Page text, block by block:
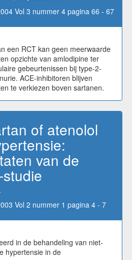
Vol 3 nummer 4 pagina 66 - 67
een RCT kan geen meerwaarde
opzichte van amlodipine ter
gebeurtenissen bij type-2-
ACE-inhibitoren blijven
te verkiezen boven sartanen.
of atenolol
van de
Vol 2 nummer 1 pagina 4 - 7
in de behandeling van niet-
hypertensie in de